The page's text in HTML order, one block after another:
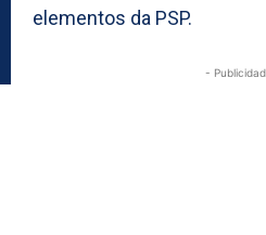
elementos da PSP.
-